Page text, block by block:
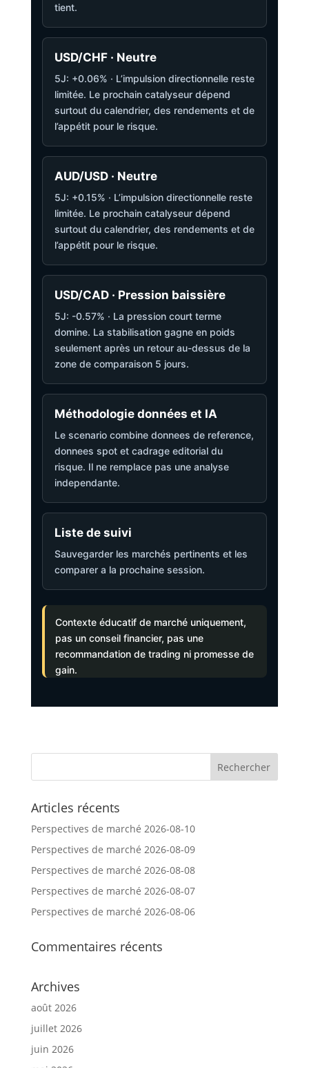
tient.
USD/CHF · Neutre
5J: +0.06% · L’impulsion directionnelle reste
limitée. Le prochain catalyseur dépend
surtout du calendrier, des rendements et de
l’appétit pour le risque.
AUD/USD · Neutre
5J: +0.15% · L’impulsion directionnelle reste
limitée. Le prochain catalyseur dépend
surtout du calendrier, des rendements et de
l’appétit pour le risque.
USD/CAD · Pression baissière
5J: -0.57% · La pression court terme
domine. La stabilisation gagne en poids
seulement après un retour au-dessus de la
zone de comparaison 5 jours.
Méthodologie données et IA
Le scenario combine donnees de reference,
donnees spot et cadrage editorial du
risque. Il ne remplace pas une analyse
independante.
Liste de suivi
Sauvegarder les marchés pertinents et les
comparer a la prochaine session.
Contexte éducatif de marché uniquement,
pas un conseil financier, pas une
recommandation de trading ni promesse de
gain.
Articles récents
Perspectives de marché 2026-08-10
Perspectives de marché 2026-08-09
Perspectives de marché 2026-08-08
Perspectives de marché 2026-08-07
Perspectives de marché 2026-08-06
Commentaires récents
Archives
août 2026
juillet 2026
juin 2026